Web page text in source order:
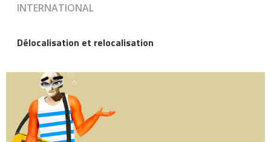
INTERNATIONAL
Délocalisation et relocalisation